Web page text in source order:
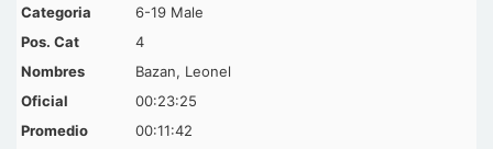
6-19 Male
4
Bazan, Leonel
00:23:25
00:11:42